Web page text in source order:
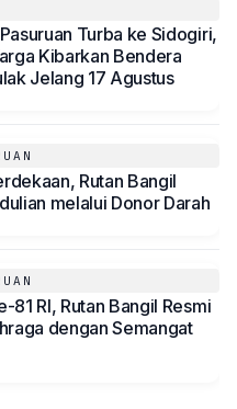
Turba ke Sidogiri,
Kibarkan Bendera
Jelang 17 Agustus
Rutan Bangil
melalui Donor Darah
81 RI, Rutan Bangil Resmi
dengan Semangat